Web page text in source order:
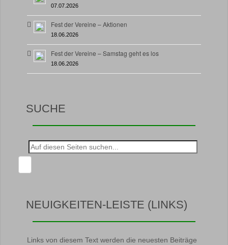
07.07.2026
Fest der Vereine – Aktionen
18.06.2026
Fest der Vereine – Samstag geht es los
18.06.2026
SUCHE
Suche
nach:
NEUIGKEITEN-LEISTE (LINKS)
Links von diesem Text werden die neuesten Beiträge